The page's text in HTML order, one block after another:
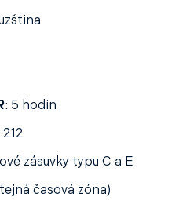
oceánu
: 5 hodin
212
zásuvky typu C a E
časová zóna)